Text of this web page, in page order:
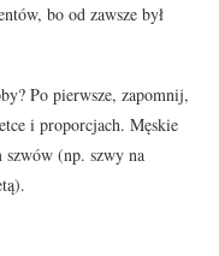
bo od zawsze był
Po pierwsze, zapomnij,
i proporcjach. Męskie
szwów (np. szwy na